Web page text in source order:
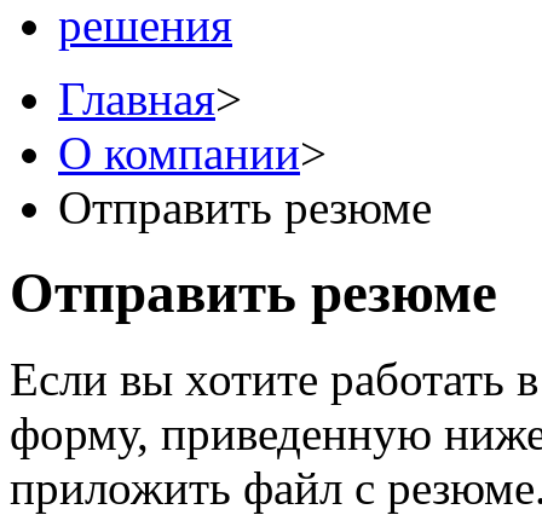
Главная>
О компании>
Отправить резюме
Отправить резюме
Если вы хотите работать
форму, приведенную
приложить файл с